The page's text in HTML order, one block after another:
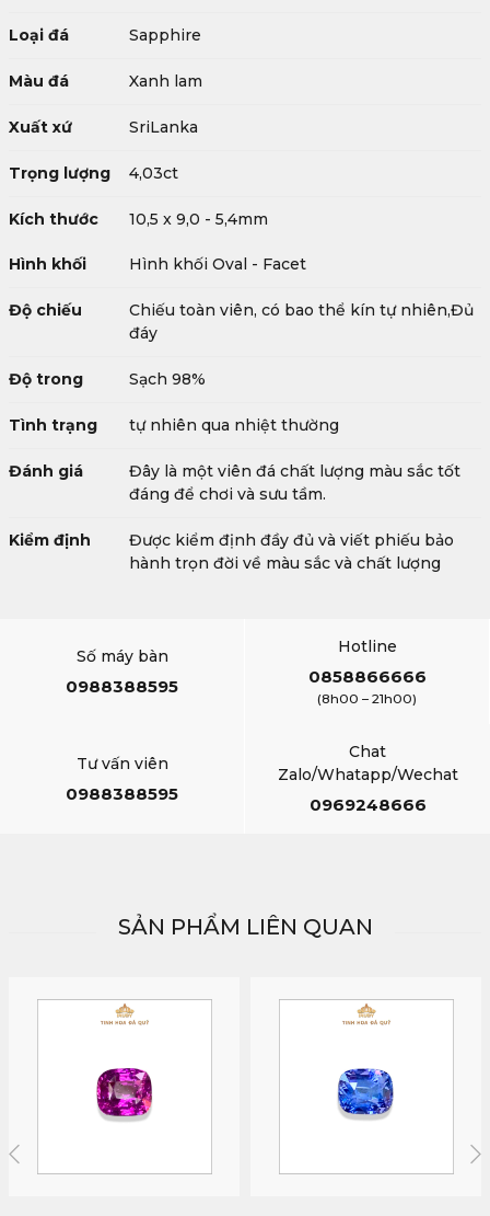
Loại đá Sapphire
Màu đá Xanh lam
Xuất xứ SriLanka
Trọng lượng 4,03ct
Kích thước 10,5 x 9,0 - 5,4mm
Hình khối Hình khối Oval - Facet
Độ chiếu
Chiếu toàn viên, có bao thể kín tự nhiên,Đủ
đáy
Độ trong Sạch 98%
Tình trạng tự nhiên qua nhiệt thường
Đánh giá
Đây là một viên đá chất lượng màu sắc tốt
đáng để chơi và sưu tầm.
Kiểm định
Được kiểm định đầy đủ và viết phiếu bảo
hành trọn đời về màu sắc và chất lượng
Số máy bàn
0988388595
Hotline
0858866666
(8h00 – 21h00)
Tư vấn viên
0988388595
Chat
Zalo/Whatapp/Wechat
0969248666
SẢN PHẨM LIÊN QUAN